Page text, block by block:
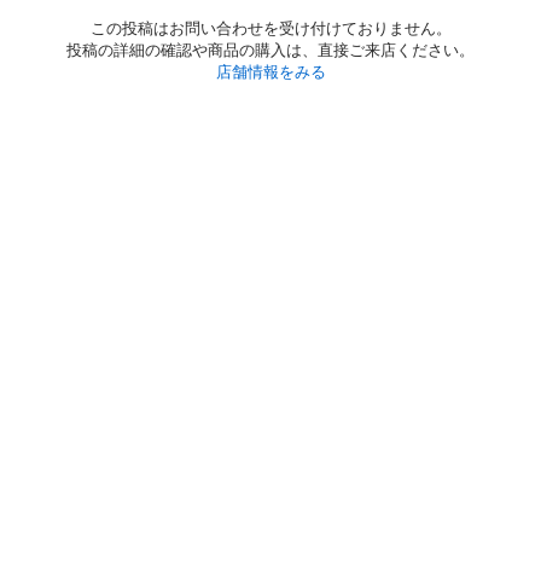
この投稿はお問い合わせを受け付けておりません。
投稿の詳細の確認や商品の購入は、直接ご来店ください。
店舗情報をみる